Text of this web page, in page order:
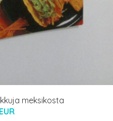
meksikosta